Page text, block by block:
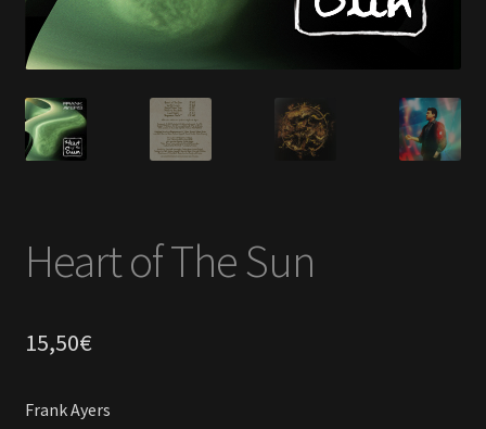
Heart of The Sun
15,50€
Frank Ayers